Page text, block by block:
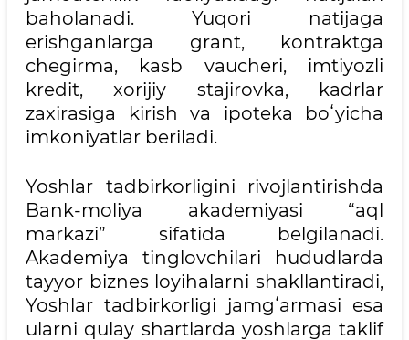
baholanadi. Yuqori natijaga
erishganlarga grant, kontraktga
chegirma, kasb vaucheri, imtiyozli
kredit, xorijiy stajirovka, kadrlar
zaxirasiga kirish va ipoteka boʻyicha
imkoniyatlar beriladi.
Yoshlar tadbirkorligini rivojlantirishda
Bank-moliya akademiyasi “aql
markazi” sifatida belgilanadi.
Akademiya tinglovchilari hududlarda
tayyor biznes loyihalarni shakllantiradi,
Yoshlar tadbirkorligi jamgʻarmasi esa
ularni qulay shartlarda yoshlarga taklif